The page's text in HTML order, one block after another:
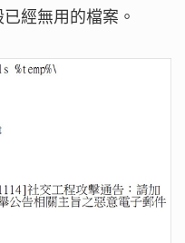
經無用的檔案。